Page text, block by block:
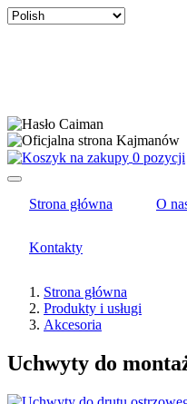
Select
0 pozycji
Strona główna O
Kontakty
Strona główna
Produkty i usługi
Akcesoria
Uchwyty do